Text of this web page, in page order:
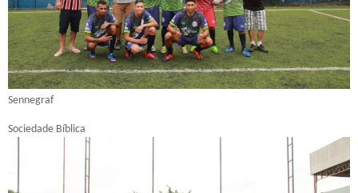
Sennegraf
Sociedade Bíblica